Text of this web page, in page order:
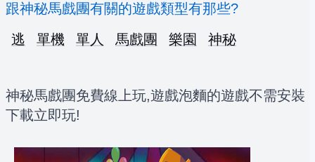
跟神秘馬戲團有關的遊戲類型有那些?
逃
單機 單人 馬戲團 樂園 神秘
神秘馬戲團免費線上玩,遊戲泡麵的遊戲不需安裝
下載立即玩!